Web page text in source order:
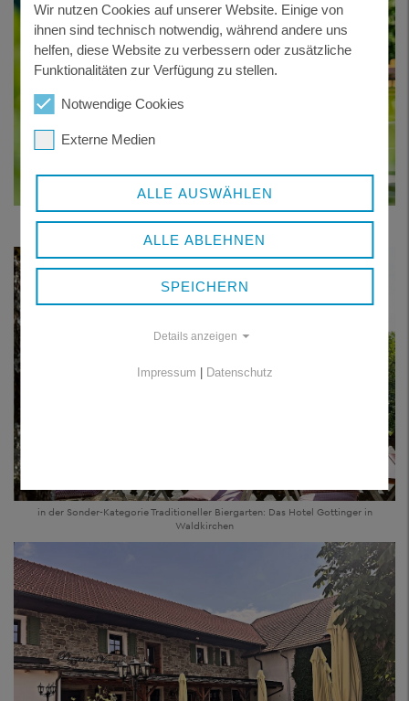
in der Kategorie Biergarten belegte den 1. Platz: Das Landhotel Postwirt in
in der Sonder-Kategorie Traditioneller Biergarten: Das Hotel Gottinger in
Waldkirchen
Wir nutzen Cookies auf unserer Website. Einige von
ihnen sind technisch notwendig, während andere uns
helfen, diese Website zu verbessern oder zusätzliche
Funktionalitäten zur Verfügung zu stellen.
Notwendige Cookies
Externe Medien
ALLE AUSWÄHLEN
ALLE ABLEHNEN
SPEICHERN
Details anzeigen
Impressum | Datenschutz